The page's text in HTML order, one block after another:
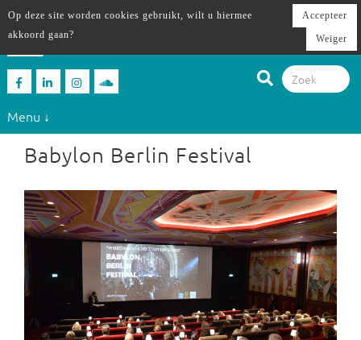
Menu ↓
Babylon Berlin Festival
Op deze site worden cookies gebruikt, wilt u hiermee
akkoord gaan?
Accepteer
Weiger